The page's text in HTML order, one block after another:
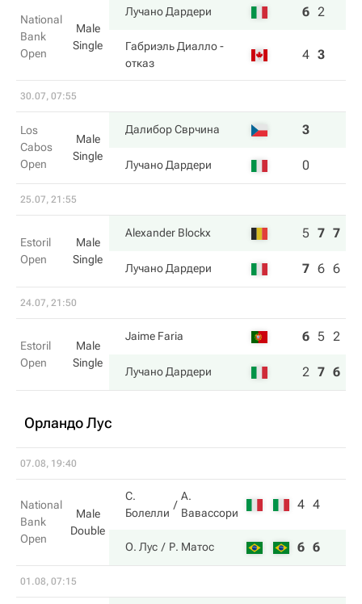
National
Bank
Open
Male
Single
Лучано Дардери 6 2
Габриэль Диалло-
отказ
4 3
30.07, 07:55
Los
Cabos
Open
Male
Single
Далибор Сврчина 3
Лучано Дардери 0
25.07, 21:55
Estoril
Open
Male
Single
Alexander Blockx 5 7 7
Лучано Дардери 7 6 6
24.07, 21:50
Estoril
Open
Male
Single
Jaime Faria 6 5 2
Лучано Дардери 2 7 6
Орландо Лус
07.08, 19:40
National
Bank
Open
Male
Double
С.
Болелли
А.
Вавассори
4 4
О. Лус Р. Матос 6 6
01.08, 07:15